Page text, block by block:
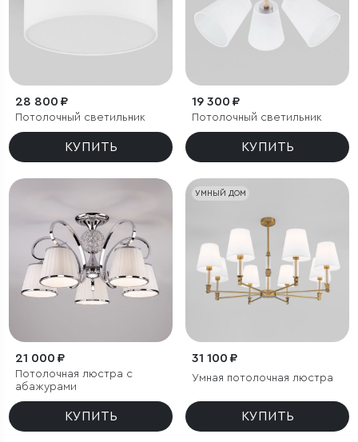
28 800 ₽
Потолочный светильник
КУПИТЬ
19 300 ₽
Потолочный светильник
КУПИТЬ
21 000 ₽
Потолочная люстра с
абажурами
КУПИТЬ
УМНЫЙ ДОМ
31 100 ₽
Умная потолочная люстра
КУПИТЬ